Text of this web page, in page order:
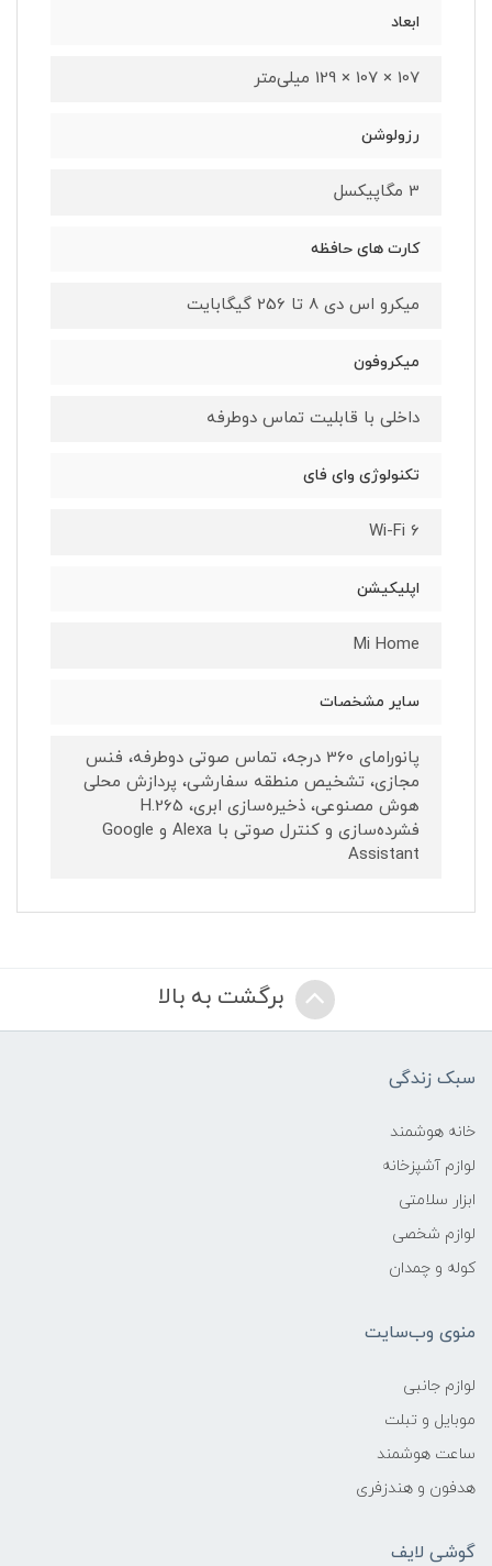
ابعاد
107 × 107 × 129 میلی‌متر
رزولوشن
3 مگاپیکسل
کارت های حافظه
میکرو اس دی 8 تا 256 گیگابایت
میکروفون
داخلی با قابلیت تماس دوطرفه
تکنولوژی وای فای
Wi-Fi 6
اپلیکیشن
Mi Home
سایر مشخصات
پانورامای 360 درجه، تماس صوتی دوطرفه، فنس
مجازی، تشخیص منطقه سفارشی، پردازش محلی
هوش مصنوعی، ذخیره‌سازی ابری، H.265
فشرده‌سازی و کنترل صوتی با Alexa و Google
Assistant
برگشت به بالا
سبک زندگی
خانه هوشمند
لوازم آشپزخانه
ابزار سلامتی
لوازم شخصی
کوله و چمدان
منوی وب‌سایت
لوازم جانبی
موبایل و تبلت
ساعت هوشمند
هدفون و هندزفری
گوشی لایف